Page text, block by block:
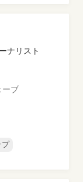
ナリスト
ーブ
プ